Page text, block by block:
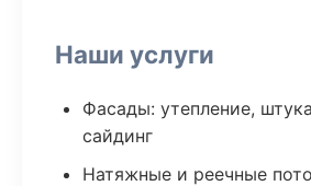
Наши услуги
Фасады: утепление,
сайдинг
Натяжные и реечные